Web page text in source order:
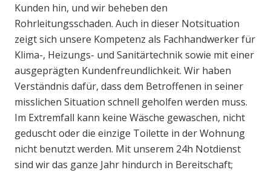
Kunden hin, und wir beheben den
Rohrleitungsschaden. Auch in dieser Notsituation
zeigt sich unsere Kompetenz als Fachhandwerker für
Klima-, Heizungs- und Sanitärtechnik sowie mit einer
ausgeprägten Kundenfreundlichkeit. Wir haben
Verständnis dafür, dass dem Betroffenen in seiner
misslichen Situation schnell geholfen werden muss.
Im Extremfall kann keine Wäsche gewaschen, nicht
geduscht oder die einzige Toilette in der Wohnung
nicht benutzt werden. Mit unserem 24h Notdienst
sind wir das ganze Jahr hindurch in Bereitschaft;